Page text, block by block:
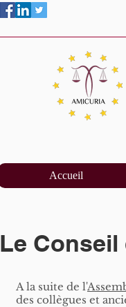
Accueil
Le
A la suite de l'
des collègues et